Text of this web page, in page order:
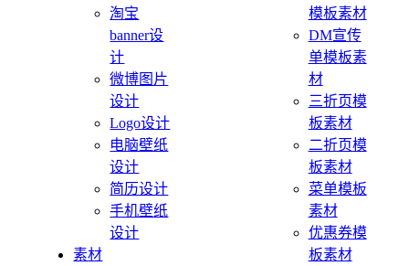
淘宝
banner设
计
微博图片
设计
Logo设计
电脑壁纸
设计
简历设计
手机壁纸
设计
素材
模板素材
DM宣传
单模板素
材
三折页模
板素材
二折页模
板素材
菜单模板
素材
优惠券模
板素材